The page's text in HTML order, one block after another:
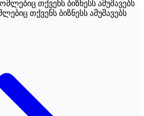
თქვენს ბიზნესს ამუშავებს